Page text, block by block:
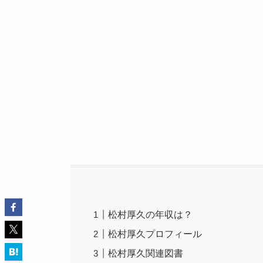
松村厚久の年収は？
松村厚久プロフィール
松村厚久関連図書